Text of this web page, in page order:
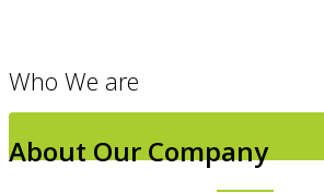
Who We are
About Our Company